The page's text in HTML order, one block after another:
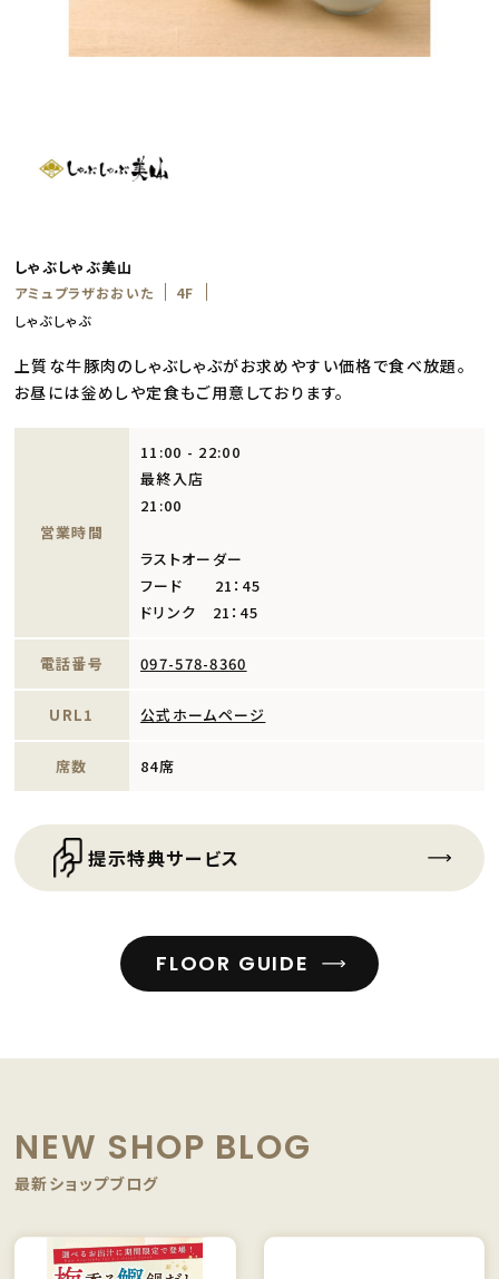
しゃぶしゃぶ美山
アミュプラザおおいた
4F
しゃぶしゃぶ
上質な牛豚肉のしゃぶしゃぶがお求めやすい価格で食べ放題。
お昼には釡めしや定食もご用意しております。
営業時間
11:00 - 22:00
最終入店
21:00
ラストオーダー
フード 21：45
ドリンク 21：45
電話番号 097-578-8360
URL1 公式ホームページ
席数 84席
提示特典サービス
FLOOR GUIDE
NEW SHOP BLOG
最新ショップブログ